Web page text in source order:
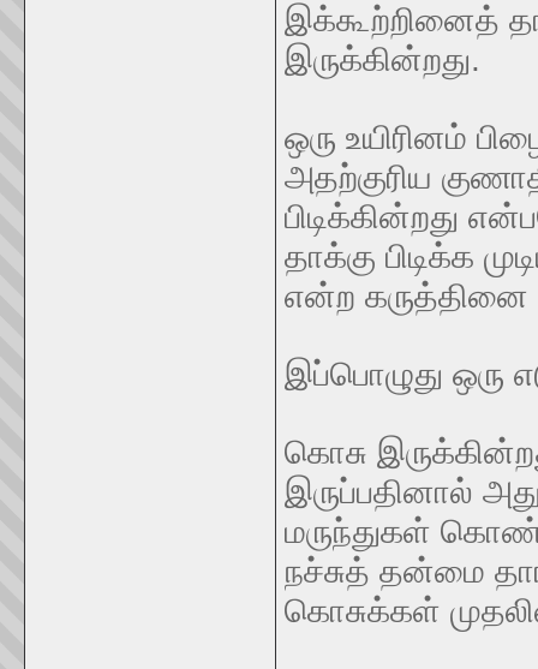
இக்கூற்றினைத்
இருக்கின்றது.
ஒரு உயிரினம்
அதற்குரிய
பிடிக்கின்றது
தாக்கு பிடிக்க
என்ற
இப்பொழுது ஒரு
கொசு
இருப்பதினால்
மருந்துகள்
நச்சுத் தன்மை
கொசுக்கள்